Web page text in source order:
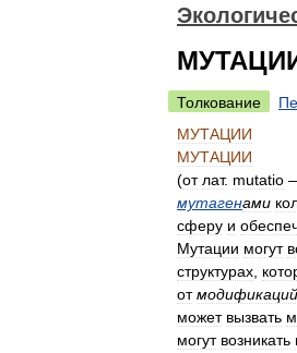
Толкование
МУТАЦИИ
МУТАЦИИ
(от лат. mutatio
мутагенами
сферу и
Мутации могут
структурах
от модификаций
может вызвать
могут возникать